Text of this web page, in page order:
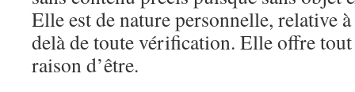
Elle est de nature personnelle, relative
delà de toute vérification. Elle offre
raison d’être.